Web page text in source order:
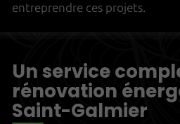
entreprendre ces projets.
Un service
rénovation
Saint-Galmier